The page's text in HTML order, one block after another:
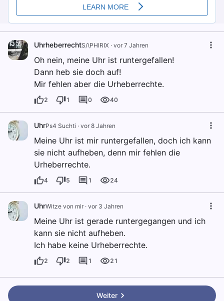
UhrheberrechtS/\PHIRIX · vor 7 Jahren
Oh nein, meine Uhr ist runtergefallen!
Dann heb sie doch auf!
Mir fehlen aber die Urheberrechte.
2 1 0 40
UhrPs4 Suchti · vor 8 Jahren
Meine Uhr ist mir runtergefallen, doch ich kann
sie nicht aufheben, denn mir fehlen die
Urheberrechte.
4 5 1 24
UhrWitze von mir · vor 3 Jahren
Meine Uhr ist gerade runtergegangen und ich
kann sie nicht aufheben.
Ich habe keine Urheberrechte.
2 2 1 21
Weiter